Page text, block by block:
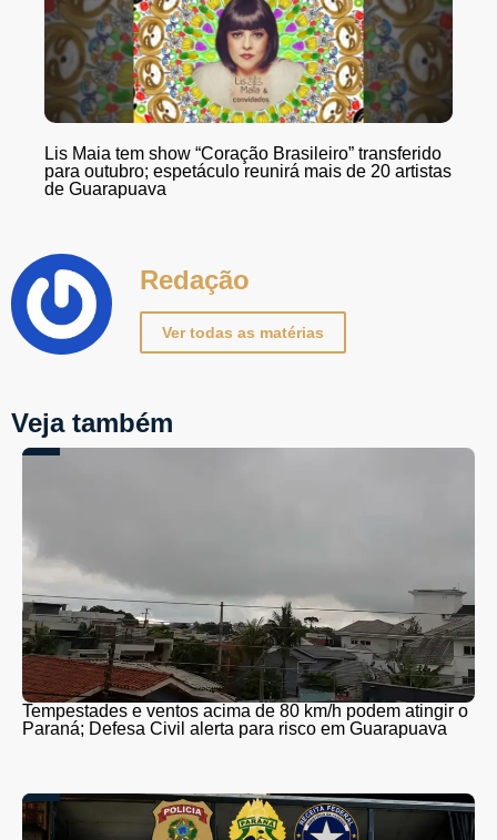
Lis Maia tem show “Coração Brasileiro” transferido
para outubro; espetáculo reunirá mais de 20 artistas
de Guarapuava
Redação
Ver todas as matérias
Veja também
Tempestades e ventos acima de 80 km/h podem atingir o
Paraná; Defesa Civil alerta para risco em Guarapuava